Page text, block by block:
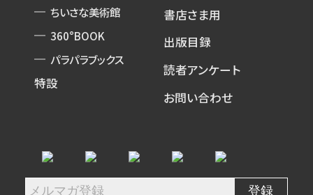
ちいさな美術館
360°BOOK
パラパラブックス
特設
書店さま用
出版目録
読者アンケート
お問い合わせ